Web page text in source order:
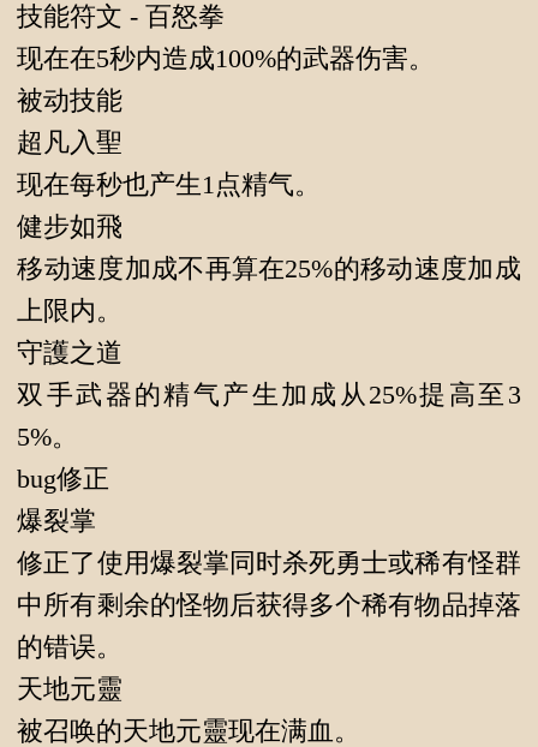
技能符文 - 百怒拳
现在在5秒内造成100%的武器伤害。
被动技能
超凡入聖
现在每秒也产生1点精气。
健步如飛
移动速度加成不再算在25%的移动速度加成
上限内。
守護之道
双手武器的精气产生加成从25%提高至3
5%。
bug修正
爆裂掌
修正了使用爆裂掌同时杀死勇士或稀有怪群
中所有剩余的怪物后获得多个稀有物品掉落
的错误。
天地元靈
被召唤的天地元靈现在满血。